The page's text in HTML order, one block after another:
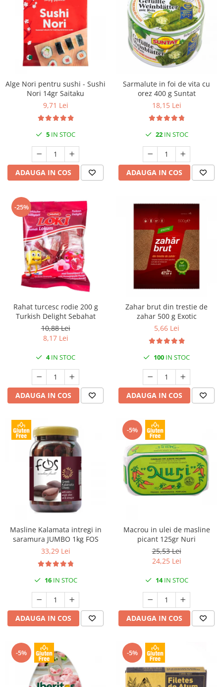
Alge Nori pentru sushi - Sushi
Nori 14gr Saitaku
9,71 Lei
5 IN STOC
ADAUGA IN COS
Sarmalute in foi de vita cu
orez 400 g Suntat
18,15 Lei
22IN STOC
ADAUGA IN COS
-25%
Rahat turcesc rodie 200 g
Turkish Delight Sebahat
10,88 Lei
8,17 Lei
4IN STOC
ADAUGA IN COS
Zahar brut din trestie de
zahar 500 g Exotic
5,66 Lei
100 IN STOC
ADAUGA IN COS
Masline Kalamata intregi in
saramura JUMBO 1kg FOS
33,29 Lei
16IN STOC
ADAUGA IN COS
-5%
Macrou in ulei de masline
picant 125gr Nuri
25,53 Lei
24,25 Lei
14IN STOC
ADAUGA IN COS
-5% -5%